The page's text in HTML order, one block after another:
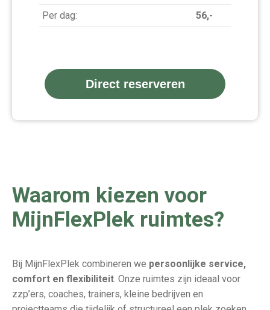
Per dag:
56,-
Direct reserveren
Waarom kiezen voor
MijnFlexPlek ruimtes?
Bij MijnFlexPlek combineren we persoonlijke service,
comfort en flexibiliteit. Onze ruimtes zijn ideaal voor
zzp’ers, coaches, trainers, kleine bedrijven en